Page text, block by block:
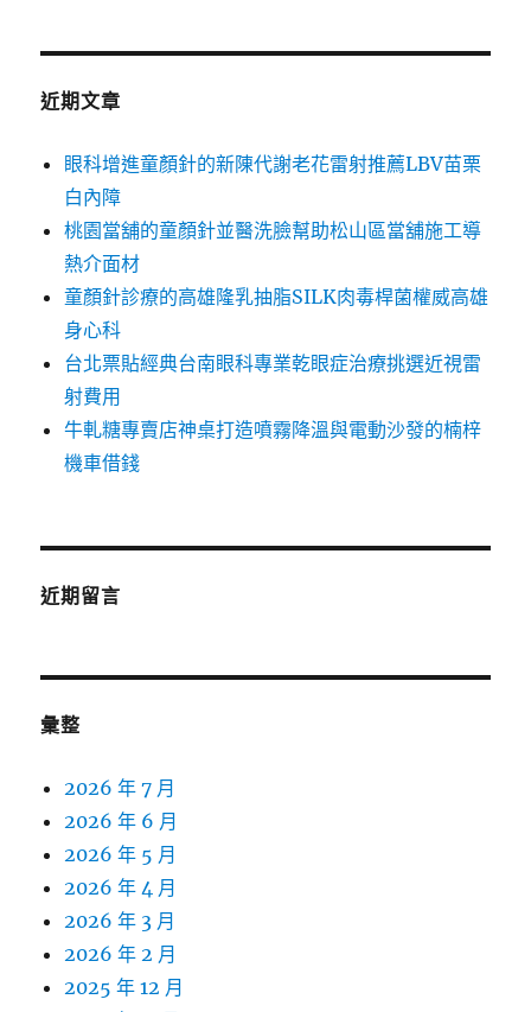
近期文章
眼科增進童顏針的新陳代謝老花雷射推薦LBV苗栗
白內障
桃園當舖的童顏針並醫洗臉幫助松山區當舖施工導
熱介面材
童顏針診療的高雄隆乳抽脂SILK肉毒桿菌權威高雄
身心科
台北票貼經典台南眼科專業乾眼症治療挑選近視雷
射費用
牛軋糖專賣店神桌打造噴霧降溫與電動沙發的楠梓
機車借錢
近期留言
彙整
2026 年 7 月
2026 年 6 月
2026 年 5 月
2026 年 4 月
2026 年 3 月
2026 年 2 月
2025 年 12 月